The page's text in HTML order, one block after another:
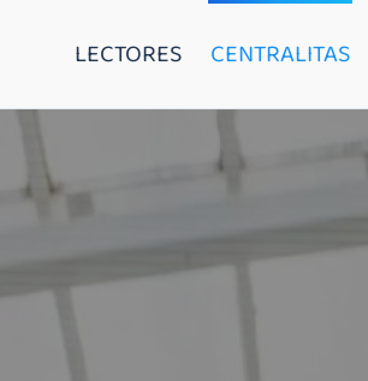
LECTORES CENTRALITAS